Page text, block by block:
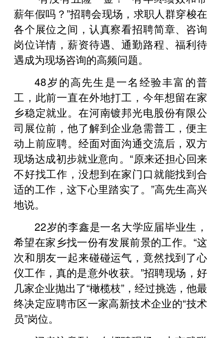
薪年假吗？”招聘会现场，求职人群穿梭在
各个展位之间，认真察看招聘简章、咨询
岗位详情，薪资待遇、通勤路程、福利待
遇成为现场咨询的高频问题。
48岁的高先生是一名经验丰富的普
工，此前一直在外地打工，今年想留在家
乡稳定就业。在河南镀邦光电股份有限公
司展位前，他了解到企业急需普工，便主
动上前应聘。经面对面沟通交流后，双方
现场达成初步就业意向。“原来还担心回来
不好找工作，没想到在家门口就能找到合
适的工作，这下心里踏实了。”高先生高兴
地说。
22岁的李鑫是一名大学应届毕业生，
希望在家乡找一份有发展前景的工作。“这
次和朋友一起来碰碰运气，竟然找到了心
仪工作，真的是意外收获。”招聘现场，好
几家企业抛出了“橄榄枝”，经过挑选，他最
终决定应聘市区一家高新技术企业的“技术
员”岗位。